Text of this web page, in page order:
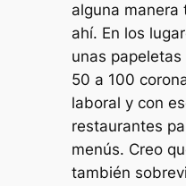
alguna manera
ahí. En los
unas
50 a 100
laboral y con
restaurantes
menús. Creo
también